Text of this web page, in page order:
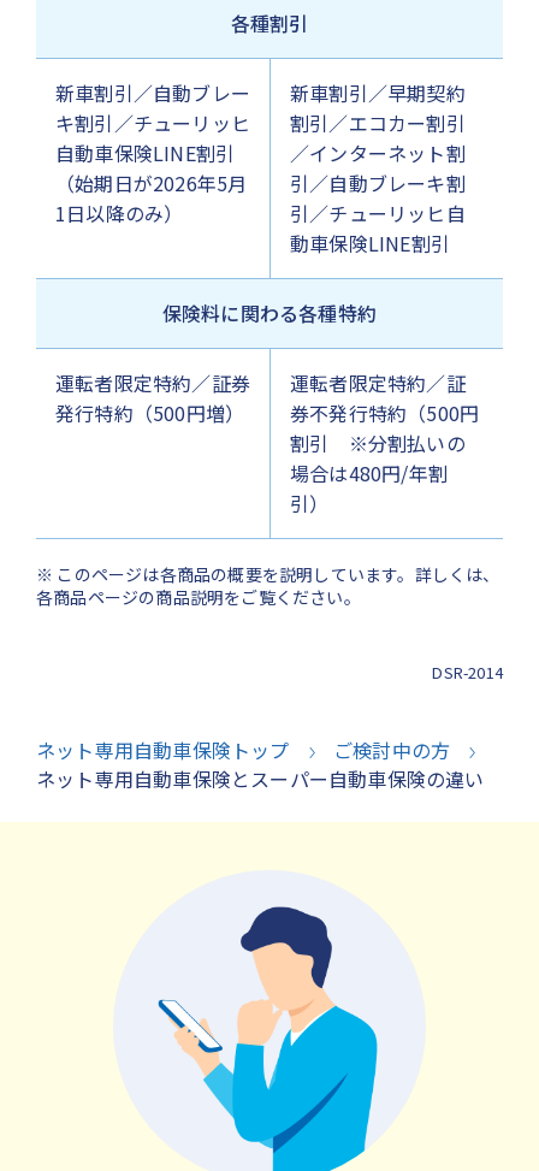
各種割引
新車割引／自動ブレー
キ割引／チューリッヒ
自動車保険LINE割引
（始期日が2026年5月
1日以降のみ）
新車割引／早期契約
割引／エコカー割引
／インターネット割
引／自動ブレーキ割
引／チューリッヒ自
動車保険LINE割引
保険料に関わる各種特約
運転者限定特約／証券
発行特約（500円増）
運転者限定特約／証
券不発行特約（500円
割引 ※分割払いの
場合は480円/年割
引）
※ このページは各商品の概要を説明しています。詳しくは、
各商品ページの商品説明をご覧ください。
DSR-2014
ネット専用自動車保険トップ
ご検討中の方
ネット専用自動車保険とスーパー自動車保険の違い